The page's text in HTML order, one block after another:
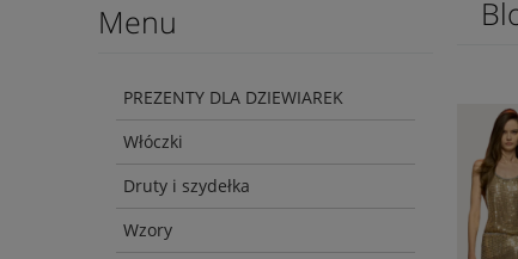
Menu
PREZENTY DLA DZIEWIAREK
Włóczki
Druty i szydełka
Wzory